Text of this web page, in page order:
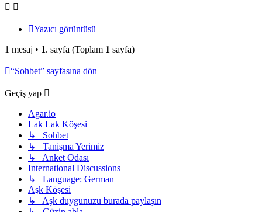
Yazıcı görüntüsü
1 mesaj • 1. sayfa (Toplam 1 sayfa)
“Sohbet” sayfasına dön
Geçiş yap
Agar.io
Lak Lak Köşesi
↳ Sohbet
↳ Tanişma Yerimiz
↳ Anket Odası
International Discussions
↳ Language: German
Aşk Köşesi
↳ Aşk duygunuzu burada paylaşın